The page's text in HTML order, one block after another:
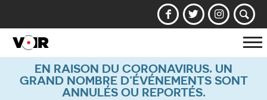
la
EN RAISON DU CORONAVIRUS, UN
GRAND NOMBRE D’ÉVÉNEMENTS SONT
ANNULÉS OU REPORTÉS.